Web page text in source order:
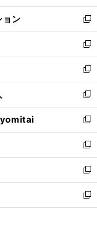
開
く
ウ
で
開
く
ン
ド
ウ
で
開
く
ウ
ィ
ン
ド
ウ
で
開
く
ョン
新
し
い
ウ
ィ
ン
ド
ウ
で
開
く
新
し
い
ウ
ィ
ン
ド
ウ
で
開
く
新
し
い
ウ
ィ
ン
ド
ウ
で
開
く
新
し
い
ウ
ィ
ン
ド
ウ
で
開
yomitai
新
し
い
ウ
ィ
ン
ド
ウ
新
し
い
ウ
ィ
ン
新
し
い
ウ
新
し